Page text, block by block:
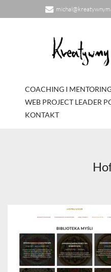
COACHING I
WEB PROJECT LEADER
KONTAKT